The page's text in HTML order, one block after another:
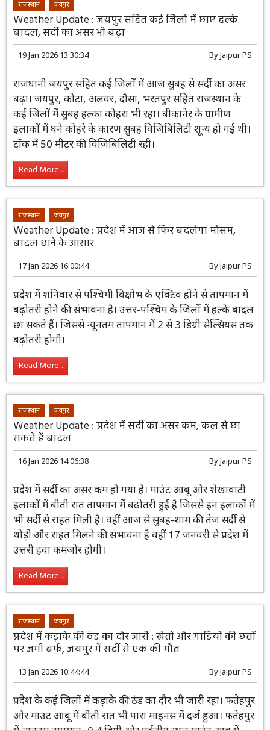
Read More...
राजस्थान जयपुर
Weather Update : जयपुर सहित कई जिलों में छाए हल्के
बादल, सर्दी का असर भी बढ़ा
19 Jan 2026 13:30:34 ByJaipur PS
राजधानी जयपुर सहित कई जिलों में आज सुबह से सर्दी का असर
बढ़ा। जयपुर, कोटा, अलवर, दौसा, भरतपुर सहित राजस्थान के
कई जिलों में सुबह हल्का कोहरा भी रहा। बीकानेर के ग्रामीण
इलाकों में घने कोहरे के कारण सुबह विजिबिलिटी शून्य हो गई थी।
टोंक में 50 मीटर की विजिबिलिटी रही।
Read More...
राजस्थान जयपुर
Weather Update : प्रदेश में आज से फिर बदलेगा मौसम,
बादल छाने के आसार
17 Jan 2026 16:00:44 ByJaipur PS
प्रदेश में शनिवार से पश्चिमी विक्षोभ के एक्टिव होने से तापमान में
बढ़ोतरी होने की संभावना है। उत्तर-पश्चिम के जिलों में हल्के बादल
छा सकते हैं। जिससे न्यूनतम तापमान में 2 से 3 डिग्री सेल्सियस तक
Read More...
राजस्थान जयपुर
Weather Update : प्रदेश में सर्दी का असर कम, कल से छा
सकते हैं बादल
16 Jan 2026 14:06:38 By Jaipur PS
प्रदेश में सर्दी का असर कम हो गया है। माउंट आबू और शेखावाटी
इलाकों में बीती रात तापमान में बढ़ोतरी हुई है जिससे इन इलाकों में
भी सर्दी से राहत मिली है। वहीं आज से सुबह-शाम की तेज सर्दी से
थोड़ी और राहत मिलने की संभावना है वहीं 17 जनवरी से प्रदेश में
उत्तरी हवा कमजोर होगी।
Read More...
राजस्थान जयपुर
प्रदेश में कड़ाके की ठंड का दौर जारी : खेतों और गाड़ियों की छतों
पर जमी बर्फ, जयपुर में सर्दी से एक की मौत